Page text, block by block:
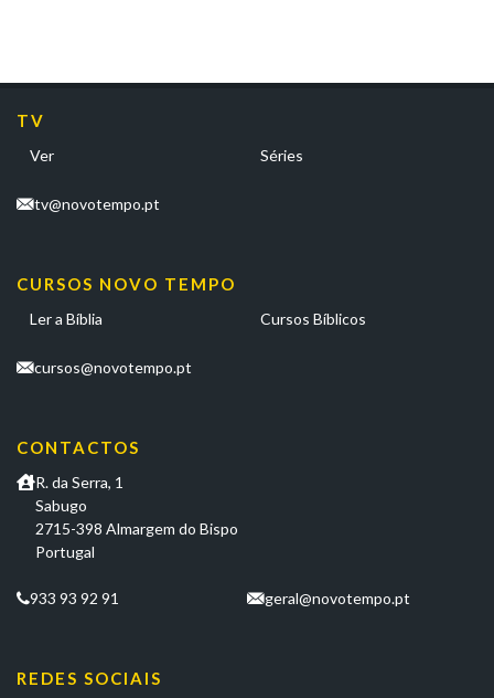
TV
Ver Séries
tv@novotempo.pt
CURSOS NOVO TEMPO
Ler a Bíblia Cursos Bíblicos
cursos@novotempo.pt
CONTACTOS
R. da Serra, 1
Sabugo
2715-398 Almargem do Bispo
Portugal
933 93 92 91 geral@novotempo.pt
REDES SOCIAIS